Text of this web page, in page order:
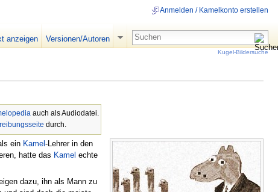
auch als Audiodatei.
durch.
ein Kamel-Lehrer in den
hatte das Kamel echte
dazu, ihn als Mann zu
Anmelden / Kamelkonto erstellen
anzeigen Versionen/Autoren
Kugel-Bildersuche